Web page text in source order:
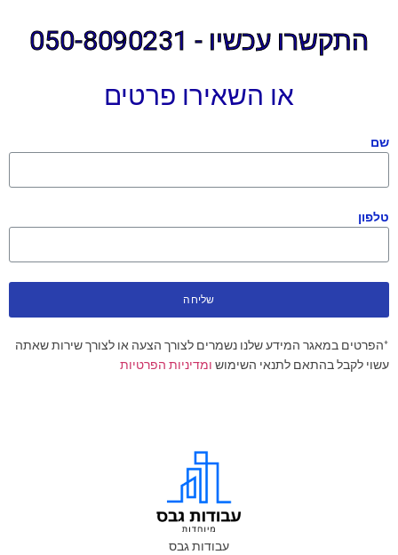
התקשרו עכשיו - 050-8090231
או השאירו פרטים
שם
טלפון
שליחה
*הפרטים במאגר המידע שלנו נשמרים לצורך הצעה או לצורך שירות שאתה
עשוי לקבל בהתאם לתנאי השימוש ומדיניות הפרטיות
עבודות גבס